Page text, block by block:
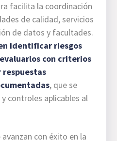
facilita la coordinación
de calidad, servicios
de datos y facultades.
identificar riesgos
con criterios
, que se
controles aplicables al
con éxito en la